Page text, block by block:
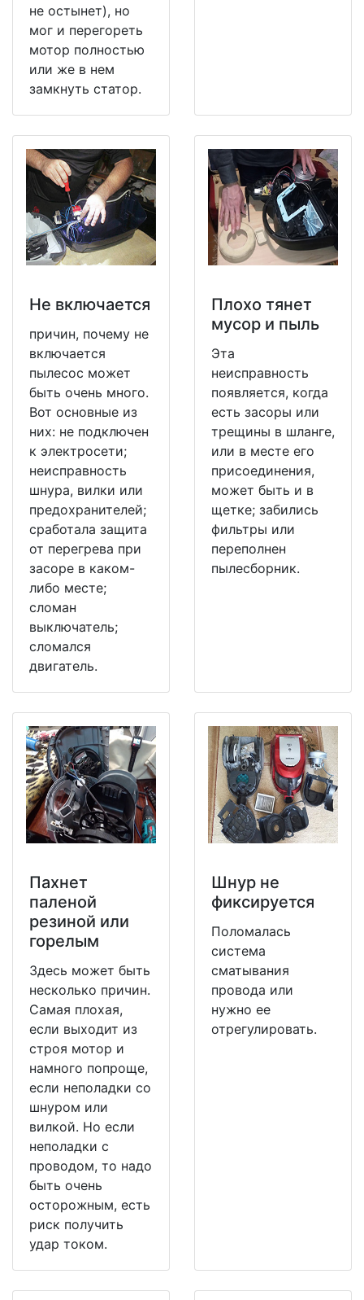
не остынет), но
мог и перегореть
мотор полностью
или же в нем
замкнуть статор.
Не включается
причин, почему не
включается
пылесос может
быть очень много.
Вот основные из
них: не подключен
к электросети;
неисправность
шнура, вилки или
предохранителей;
сработала защита
от перегрева при
засоре в каком-
либо месте;
сломан
выключатель;
сломался
двигатель.
Плохо тянет
мусор и пыль
Эта
неисправность
появляется, когда
есть засоры или
трещины в шланге,
или в месте его
присоединения,
может быть и в
щетке; забились
фильтры или
переполнен
пылесборник.
Пахнет
паленой
резиной или
горелым
Здесь может быть
несколько причин.
Самая плохая,
если выходит из
строя мотор и
намного попроще,
если неполадки со
шнуром или
вилкой. Но если
неполадки с
проводом, то надо
быть очень
осторожным, есть
риск получить
удар током.
Шнур не
фиксируется
Поломалась
система
сматывания
провода или
нужно ее
отрегулировать.